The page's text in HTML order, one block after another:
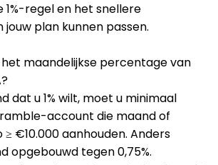
1%-regelen het snellere
plan kunnen passen.
het maandelijkse percentage van
dat u1%wilt, moet u minimaal
account die maandof
€10.000aanhouden. Anders
opgebouwd tegen0,75%.